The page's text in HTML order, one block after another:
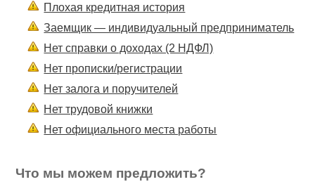
Плохая кредитная история
Заемщик — индивидуальный предприниматель
Нет справки о доходах (2 НДФЛ)
Нет прописки/регистрации
Нет залога и поручителей
Нет трудовой книжки
Нет официального места работы
Что мы можем предложить?